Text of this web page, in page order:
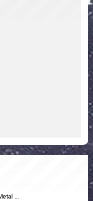
Индастриал Рок (Rock and Metal - Industrial)